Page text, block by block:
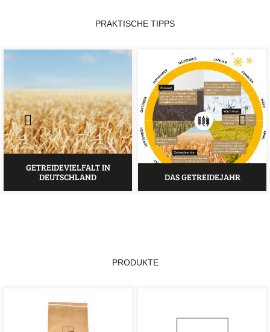
PRAKTISCHE TIPPS
GETREIDEVIELFALT IN
DEUTSCHLAND
DAS GETREIDEJAHR
PRODUKTE